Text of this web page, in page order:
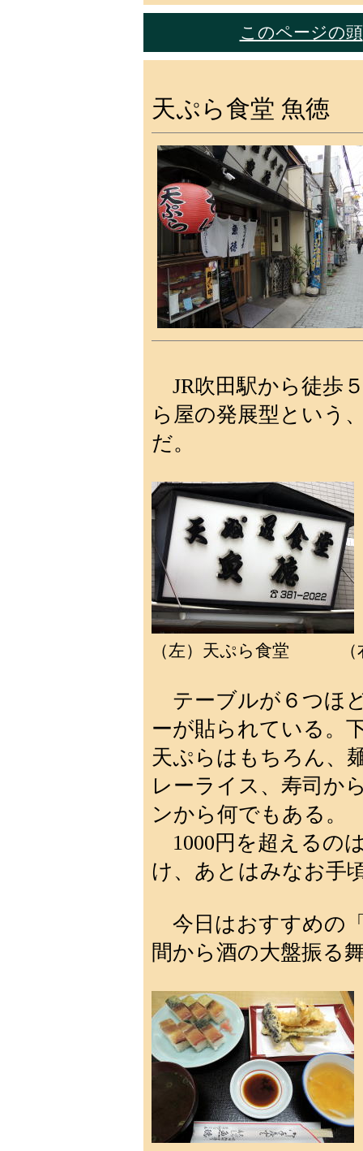
このページの頭
天ぷら食堂 魚徳
JR吹田駅から徒歩
ら屋の発展型という
だ。
（左）天ぷら食堂 （
テーブルが６つほ
ーが貼られている。
天ぷらはもちろん、
レーライス、寿司か
ンから何でもある。
1000円を超えるの
け、あとはみなお手
今日はおすすめの
間から酒の大盤振る